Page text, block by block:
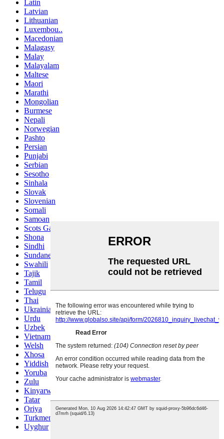
Latin
Latvian
Lithuanian
Luxembou..
Macedonian
Malagasy
Malay
Malayalam
Maltese
Maori
Marathi
Mongolian
Burmese
Nepali
Norwegian
Pashto
Persian
Punjabi
Serbian
Sesotho
Sinhala
Slovak
Slovenian
Somali
Samoan
Scots Gaelic
Shona
Sindhi
Sundanese
Swahili
Tajik
Tamil
Telugu
Thai
Ukrainian
Urdu
Uzbek
Vietnamese
Welsh
Xhosa
Yiddish
Yoruba
Zulu
Kinyarwanda
Tatar
Oriya
Turkmen
Uyghur